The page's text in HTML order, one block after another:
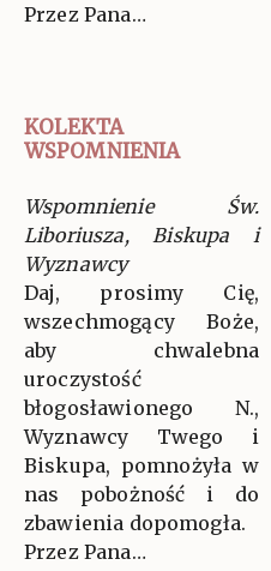
Przez Pana…
KOLEKTA
WSPOMNIENIA
Wspomnienie Św.
Liboriusza, Biskupa i
Wyznawcy
Daj, prosimy Cię,
wszechmogący Boże,
aby chwalebna
uroczystość
błogosławionego N.,
Wyznawcy Twego i
Biskupa, pomnożyła w
nas pobożność i do
zbawienia dopomogła.
Przez Pana…